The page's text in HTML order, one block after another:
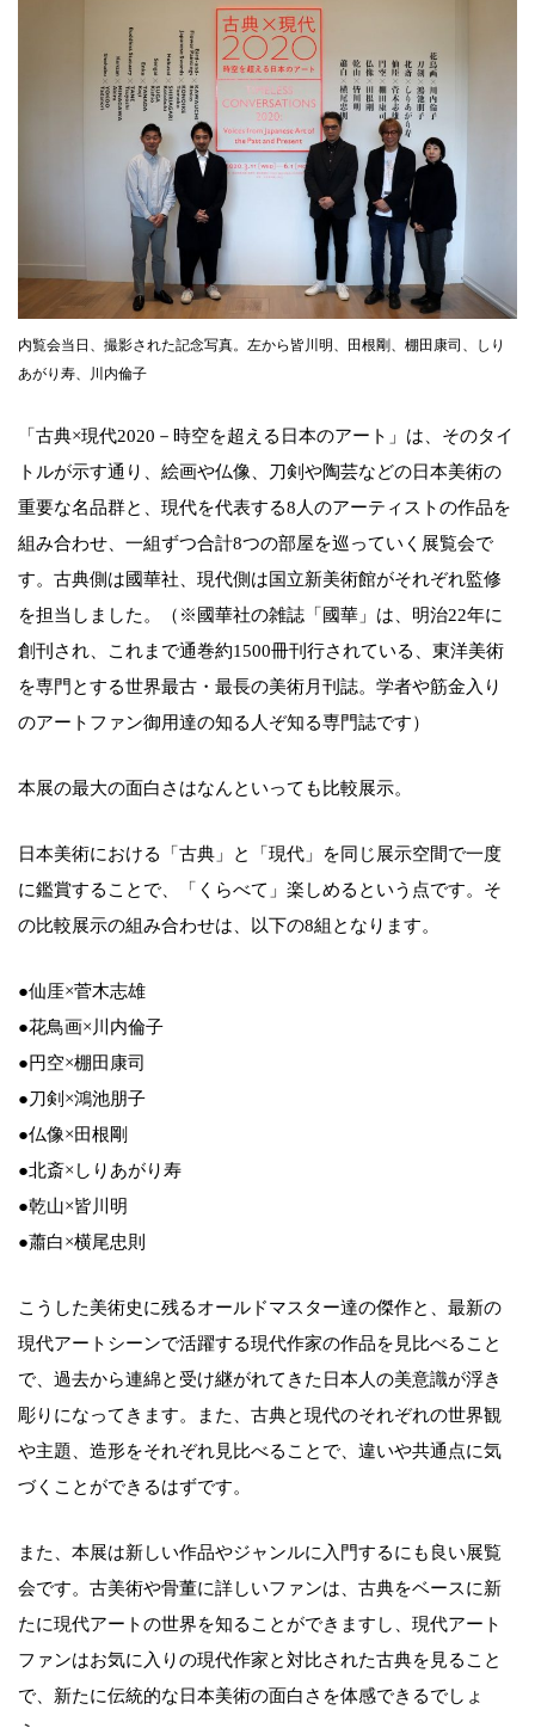
内覧会当日、撮影された記念写真。左から皆川明、田根剛、棚田康司、しり
あがり寿、川内倫子
「古典×現代2020－時空を超える日本のアート」は、そのタイ
トルが示す通り、絵画や仏像、刀剣や陶芸などの日本美術の
重要な名品群と、現代を代表する8人のアーティストの作品を
組み合わせ、一組ずつ合計8つの部屋を巡っていく展覧会で
す。古典側は國華社、現代側は国立新美術館がそれぞれ監修
を担当しました。（※國華社の雑誌「國華」は、明治22年に
創刊され、これまで通巻約1500冊刊行されている、東洋美術
を専門とする世界最古・最長の美術月刊誌。学者や筋金入り
のアートファン御用達の知る人ぞ知る専門誌です）
本展の最大の面白さはなんといっても比較展示。
日本美術における「古典」と「現代」を同じ展示空間で一度
に鑑賞することで、「くらべて」楽しめるという点です。そ
の比較展示の組み合わせは、以下の8組となります。
●仙厓×菅木志雄
●花鳥画×川内倫子
●円空×棚田康司
●刀剣×鴻池朋子
●仏像×田根剛
●北斎×しりあがり寿
●乾山×皆川明
●蕭白×横尾忠則
こうした美術史に残るオールドマスター達の傑作と、最新の
現代アートシーンで活躍する現代作家の作品を見比べること
で、過去から連綿と受け継がれてきた日本人の美意識が浮き
彫りになってきます。また、古典と現代のそれぞれの世界観
や主題、造形をそれぞれ見比べることで、違いや共通点に気
づくことができるはずです。
また、本展は新しい作品やジャンルに入門するにも良い展覧
会です。古美術や骨董に詳しいファンは、古典をベースに新
たに現代アートの世界を知ることができますし、現代アート
ファンはお気に入りの現代作家と対比された古典を見ること
で、新たに伝統的な日本美術の面白さを体感できるでしょ